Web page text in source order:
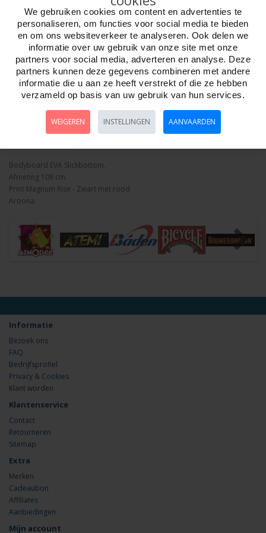
Aantal
Bestellen
Bodyboard EVA Slickbottom.
Afmeting 108 cm.
Print Magnum Rise - Zwart met rood
Aroona
Informatie
Bezoek ons
FAQ
Bedrijfsprofiel
Privacy & Cookies
Klant worden
Klantenservice
Contact
Retourneren
Sitemap
Extra
Merken
Cadeaubon
Affiliates
Aanbiedingen
Mijn account
We gebruiken cookies om content en advertenties te
personaliseren, om functies voor social media te bieden
en om ons websiteverkeer te analyseren. Ook delen we
informatie over uw gebruik van onze site met onze
partners voor social media, adverteren en analyse. Deze
partners kunnen deze gegevens combineren met andere
informatie die u aan ze heeft verstrekt of die ze hebben
verzameld op basis van uw gebruik van hun services.
WEIGEREN INSTELLINGEN AANVAARDEN